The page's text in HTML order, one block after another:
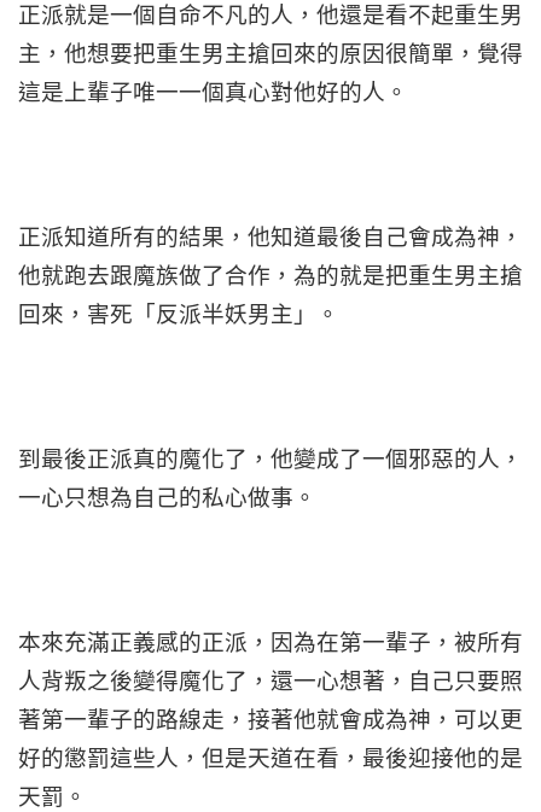
正派就是一個自命不凡的人，他還是看不起重生男
主，他想要把重生男主搶回來的原因很簡單，覺得
這是上輩子唯一一個真心對他好的人。
正派知道所有的結果，他知道最後自己會成為神，
他就跑去跟魔族做了合作，為的就是把重生男主搶
回來，害死「反派半妖男主」。
到最後正派真的魔化了，他變成了一個邪惡的人，
一心只想為自己的私心做事。
本來充滿正義感的正派，因為在第一輩子，被所有
人背叛之後變得魔化了，還一心想著，自己只要照
著第一輩子的路線走，接著他就會成為神，可以更
好的懲罰這些人，但是天道在看，最後迎接他的是
天罰。